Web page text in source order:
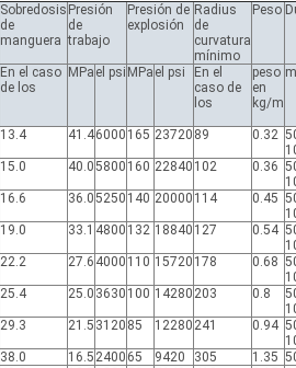
Sobredosis
de
manguera
Presión
de
trabajo
Presión de
explosión
Radius
de
curvatura
mínimo
Peso
En el caso
de los
MPa el psi MPa el psi
En el
caso de
los
peso
en
kg/m
13.4 41.46000 165 23720 89 0.32
15.0 40.05800 160 22840 102 0.36
16.6 36.05250 140 20000 114 0.45
19.0 33.1 4800 132 18840 127 0.54
22.2 27.6 4000 110 15720 178 0.68
25.4 25.0 3630 100 14280 203 0.8
29.3 21.5 3120 85 12280 241 0.94
38.0 16.5 2400 65 9420 305 1.35